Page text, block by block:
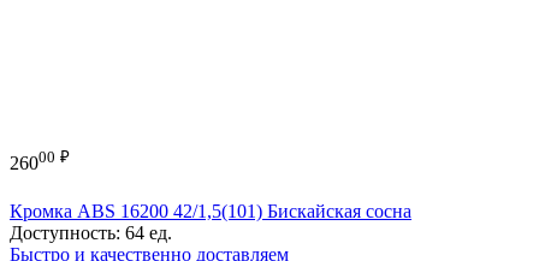
26000 ₽
Кромка ABS 16200 42/1,5(101) Бискайская сосна
Доступность: 64 ед.
Быстро и качественно доставляем